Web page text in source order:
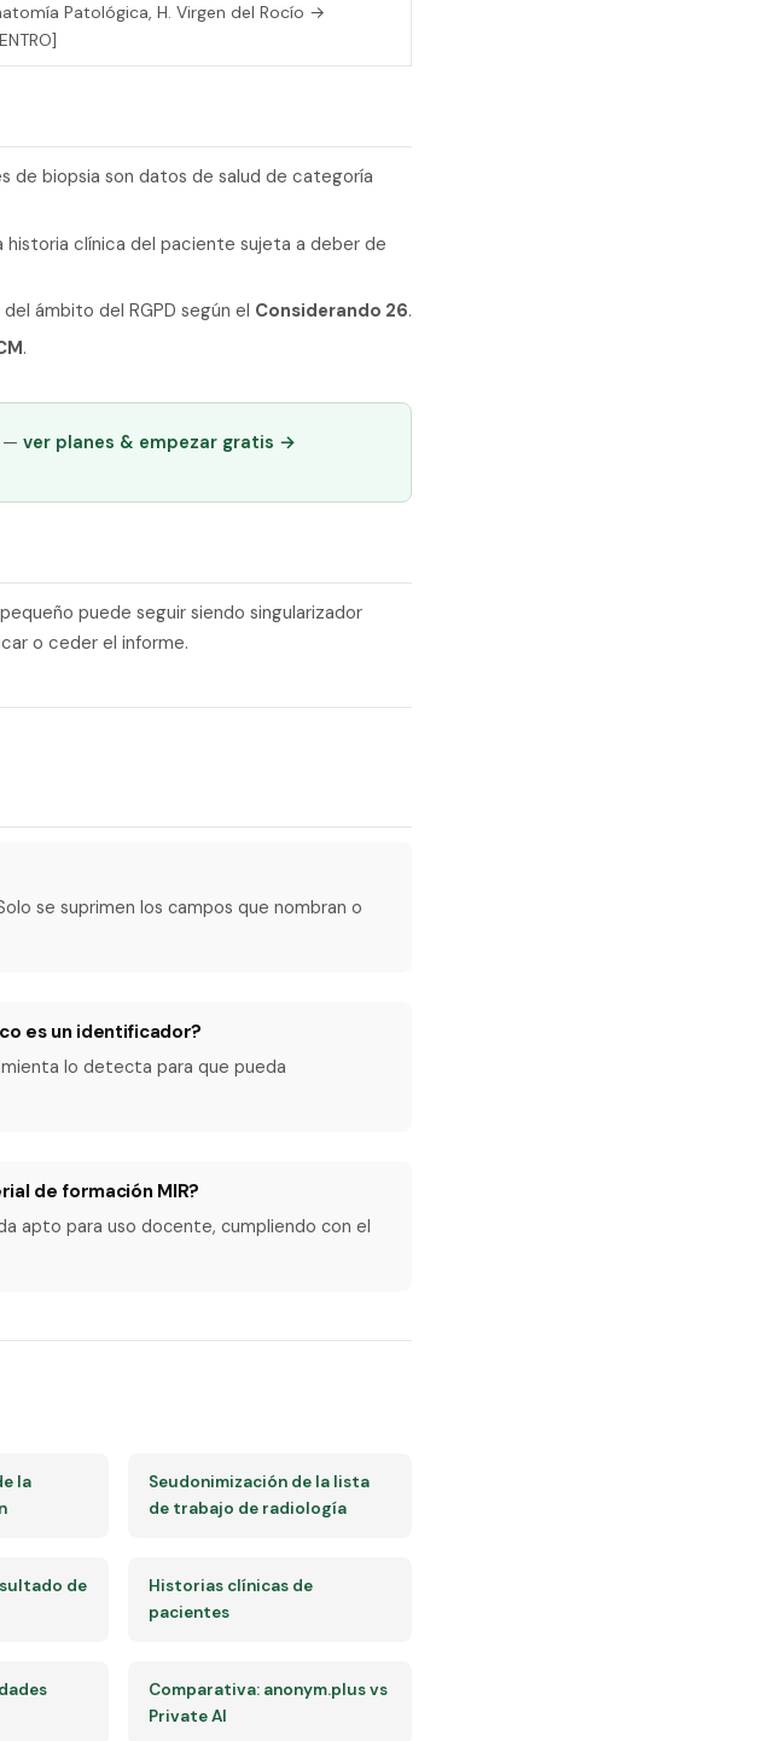
Patológica, H. Virgen del Rocío →
de biopsia son datos de salud de categoría
historia clínica del paciente sujeta a deber de
ámbito del RGPD según el Considerando 26.
.
— ver planes & empezar gratis →
puede seguir siendo singularizador
o ceder el informe.
se suprimen los campos que nombran o
es un identificador?
lo detecta para que pueda
de formación MIR?
apto para uso docente, cumpliendo con el
la
Seudonimización de la lista
de trabajo de radiología
de
Historias clínicas de
pacientes
Comparativa: anonym.plus vs
Private AI